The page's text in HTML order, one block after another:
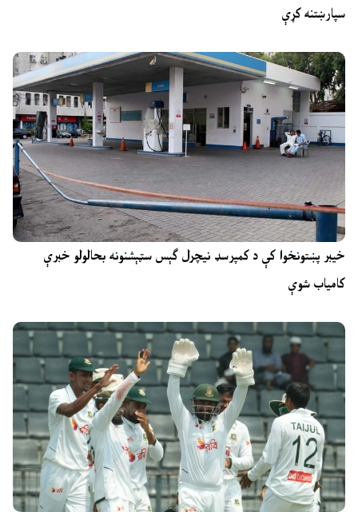
سپارښتنه کړې
خیبر پښتونخوا کې د کمپرسډ نیچرل ګېس سټېشنونه بحالولو خبرې
کامیاب شوې